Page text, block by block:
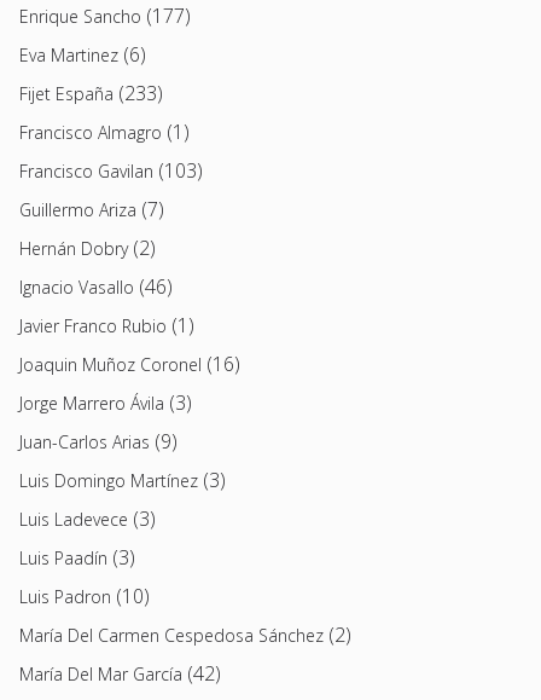
Enrique Sancho (177)
Eva Martinez (6)
Fijet España (233)
Francisco Almagro (1)
Francisco Gavilan (103)
Guillermo Ariza (7)
Hernán Dobry(2)
Ignacio Vasallo (46)
Javier Franco Rubio (1)
Joaquin Muñoz Coronel (16)
Jorge Marrero Ávila (3)
Juan-Carlos Arias (9)
Luis Domingo Martínez (3)
Luis Ladevece (3)
Luis Paadín (3)
Luis Padron (10)
María Del Carmen Cespedosa Sánchez (2)
María Del Mar García (42)